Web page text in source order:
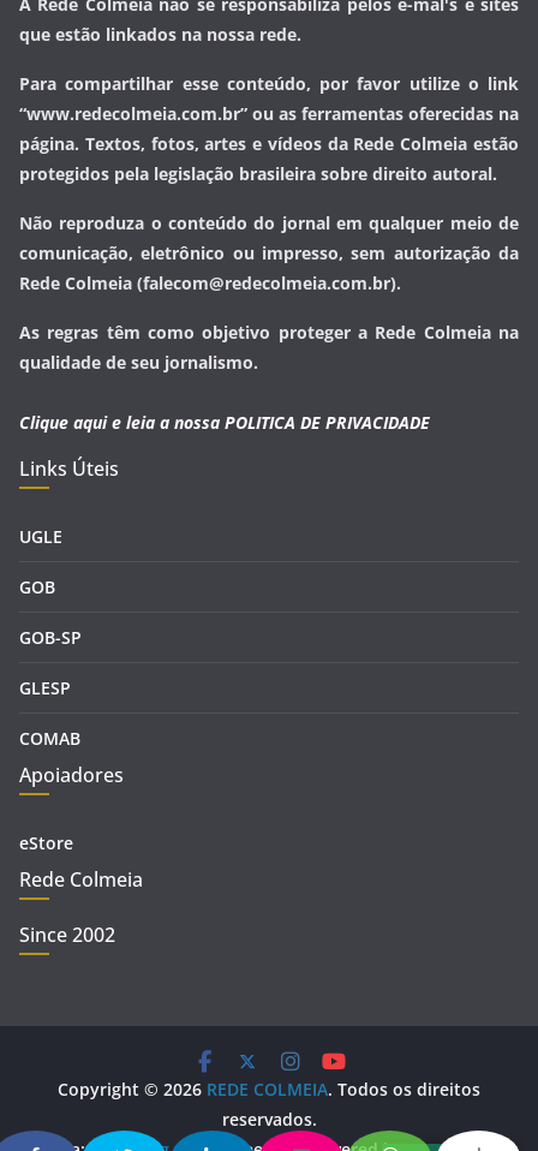
que estão linkados na nossa rede.
Para compartilhar esse conteúdo, por favor utilize o link
“www.redecolmeia.com.br” ou as ferramentas oferecidas na
página. Textos, fotos, artes e vídeos da Rede Colmeia estão
protegidos pela legislação brasileira sobre direito autoral.
Não reproduza o conteúdo do jornal em qualquer meio de
comunicação, eletrônico ou impresso, sem autorização da
Rede Colmeia (falecom@redecolmeia.com.br).
As regras têm como objetivo proteger a Rede Colmeia na
qualidade de seu jornalismo.
Clique aqui e leia a nossa POLITICA DE PRIVACIDADE
Links Úteis
UGLE
GOB
GOB-SP
GLESP
COMAB
Apoiadores
eStore
Rede Colmeia
Since 2002
Copyright © 2026 REDE COLMEIA. Todos os direitos
reservados.